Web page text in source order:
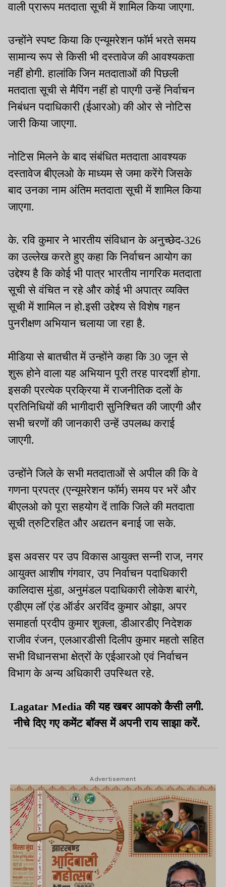
वाली प्रारूप मतदाता सूची में शामिल किया जाएगा.
उन्होंने स्पष्ट किया कि एन्यूमरेशन फॉर्म भरते समय
सामान्य रूप से किसी भी दस्तावेज की आवश्यकता
नहीं होगी. हालांकि जिन मतदाताओं की पिछली
मतदाता सूची से मैपिंग नहीं हो पाएगी उन्हें निर्वाचन
निबंधन पदाधिकारी (ईआरओ) की ओर से नोटिस
जारी किया जाएगा.
नोटिस मिलने के बाद संबंधित मतदाता आवश्यक
दस्तावेज बीएलओ के माध्यम से जमा करेंगे जिसके
बाद उनका नाम अंतिम मतदाता सूची में शामिल किया
जाएगा.
के. रवि कुमार ने भारतीय संविधान के अनुच्छेद-326
का उल्लेख करते हुए कहा कि निर्वाचन आयोग का
उद्देश्य है कि कोई भी पात्र भारतीय नागरिक मतदाता
सूची से वंचित न रहे और कोई भी अपात्र व्यक्ति
सूची में शामिल न हो.इसी उद्देश्य से विशेष गहन
पुनरीक्षण अभियान चलाया जा रहा है.
मीडिया से बातचीत में उन्होंने कहा कि 30 जून से
शुरू होने वाला यह अभियान पूरी तरह पारदर्शी होगा.
इसकी प्रत्येक प्रक्रिया में राजनीतिक दलों के
प्रतिनिधियों की भागीदारी सुनिश्चित की जाएगी और
सभी चरणों की जानकारी उन्हें उपलब्ध कराई
जाएगी.
उन्होंने जिले के सभी मतदाताओं से अपील की कि वे
गणना प्रपत्र (एन्यूमरेशन फॉर्म) समय पर भरें और
बीएलओ को पूरा सहयोग दें ताकि जिले की मतदाता
सूची त्रुटिरहित और अद्यतन बनाई जा सके.
इस अवसर पर उप विकास आयुक्त सन्नी राज, नगर
आयुक्त आशीष गंगवार, उप निर्वाचन पदाधिकारी
कालिदास मुंडा, अनुमंडल पदाधिकारी लोकेश बारंगे,
एडीएम लॉ एंड ऑर्डर अरविंद कुमार ओझा, अपर
समाहर्ता प्रदीप कुमार शुक्ला, डीआरडीए निदेशक
राजीव रंजन, एलआरडीसी दिलीप कुमार महतो सहित
सभी विधानसभा क्षेत्रों के एईआरओ एवं निर्वाचन
विभाग के अन्य अधिकारी उपस्थित रहे.
Lagatar Media की यह खबर आपको कैसी लगी.
नीचे दिए गए कमेंट बॉक्स में अपनी राय साझा करें.
Advertisement